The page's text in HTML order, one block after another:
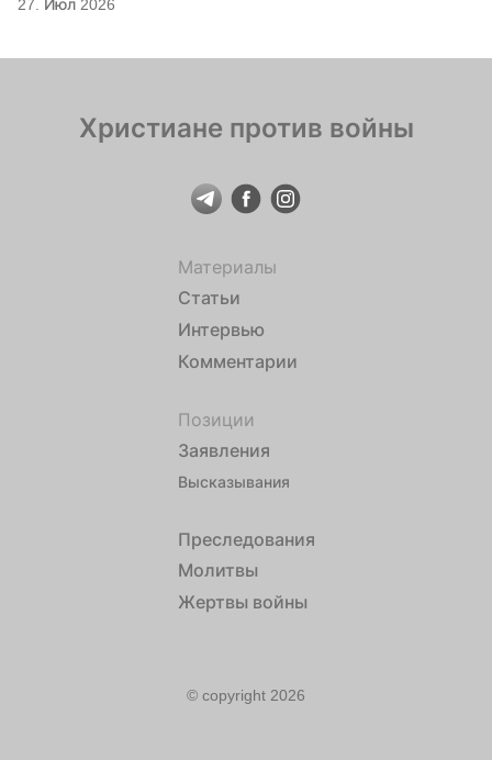
Христиане против войны
Материалы
Статьи
Интервью
Комментарии
Позиции
Заявления
Высказывания
Преследования
Молитвы
Жертвы войны
© copyright 2026